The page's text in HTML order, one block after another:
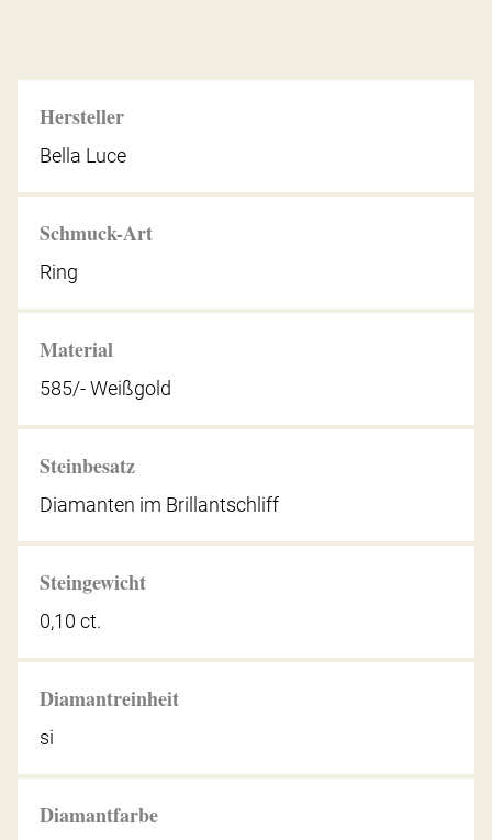
Hersteller
Bella Luce
Schmuck-Art
Ring
Material
585/- Weißgold
Steinbesatz
Diamanten im Brillantschliff
Steingewicht
0,10 ct.
Diamantreinheit
si
Diamantfarbe